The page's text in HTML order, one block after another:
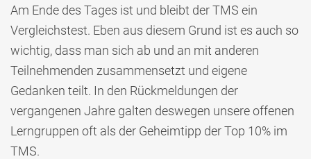
Am Ende des Tages ist und bleibt der TMS ein
Vergleichstest. Eben aus diesem Grund ist es auch so
wichtig, dass man sich ab und an mit anderen
Teilnehmenden zusammensetzt und eigene
Gedanken teilt. In den Rückmeldungen der
vergangenen Jahre galten deswegen unsere offenen
Lerngruppen oft als der Geheimtipp der Top 10% im
TMS.